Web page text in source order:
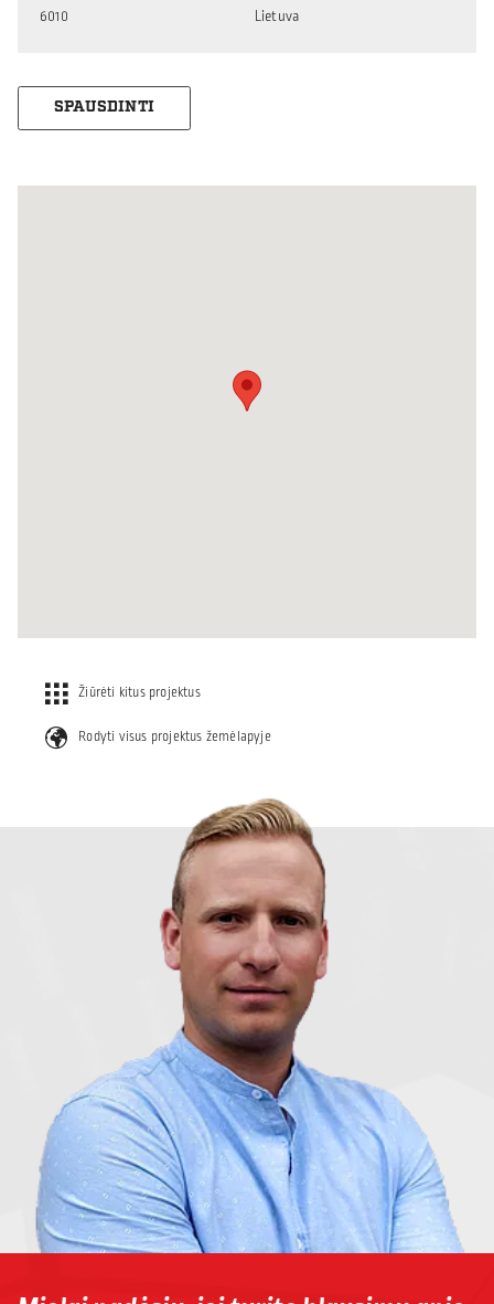
6010
Lietuva
SPAUSDINTI
Žiūrėti kitus projektus
Rodyti visus projektus žemėlapyje